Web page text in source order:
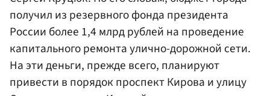
получил из резервного фонда президента
России более 1,4 млрд рублей на проведение
капитального ремонта улично-дорожной сети.
На эти деньги, прежде всего, планируют
привести в порядок проспект Кирова и улицу